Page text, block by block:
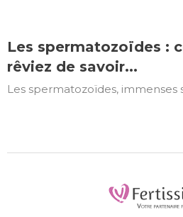
Les spermatozoïdes :
rêviez de savoir...
Les spermatozoïdes, immenses